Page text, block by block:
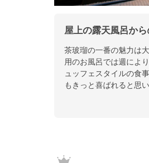
屋上の露天風呂か
茶玻瑠の一番の魅力は
用のお風呂では週によ
ュッフェスタイルの食
もきっと喜ばれると思